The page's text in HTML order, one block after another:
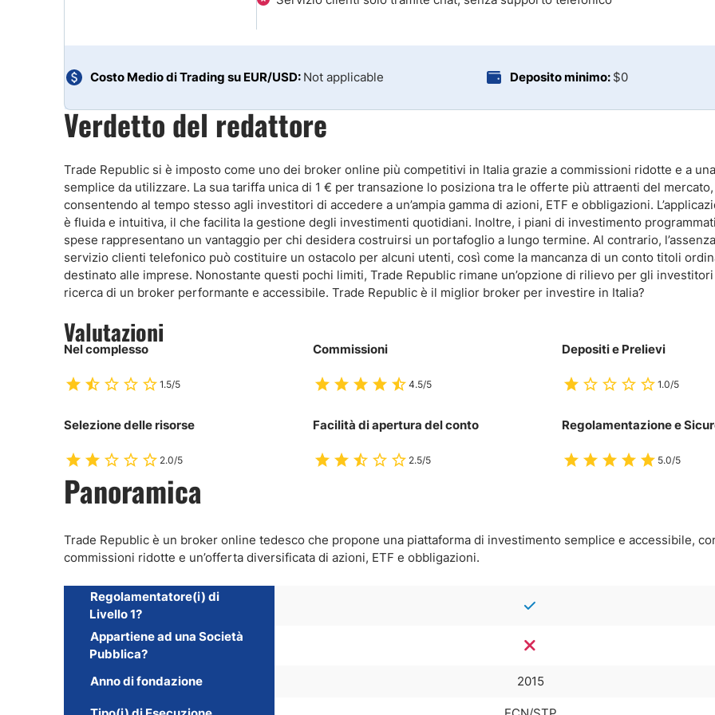
Costo Medio di Trading su EUR/USD: Not applicable Deposito minimo: $0
Verdetto del redattore
Trade Republic si è imposto come uno dei broker online più competitivi in Italia grazie a commissioni ridotte e a
semplice da utilizzare. La sua tariffa unica di 1 € per transazione lo posiziona tra le offerte più attraenti del mercato,
consentendo al tempo stesso agli investitori di accedere a un’ampia gamma di azioni, ETF e obbligazioni.
è fluida e intuitiva, il che facilita la gestione degli investimenti quotidiani. Inoltre, i piani di investimento
spese rappresentano un vantaggio per chi desidera costruirsi un portafoglio a lungo termine. Al contrario,
servizio clienti telefonico può costituire un ostacolo per alcuni utenti, così come la mancanza di un conto titoli
destinato alle imprese. Nonostante questi pochi limiti, Trade Republic rimane un’opzione di rilievo per gli
ricerca di un broker performante e accessibile. Trade Republic è il miglior broker per investire in Italia?
Valutazioni
Nel complesso
1.5/5
Commissioni
4.5/5
Depositi e Prelievi
1.0/5
Selezione delle risorse
2.0/5
Facilità di apertura del conto
2.5/5
Regolamentazione e
5.0/5
Panoramica
Trade Republic è un broker online tedesco che propone una piattaforma di investimento semplice e accessibile,
commissioni ridotte e un’offerta diversificata di azioni, ETF e obbligazioni.
Regolamentatore(i) di
Livello 1?
Appartiene ad una Società
Pubblica?
Anno di fondazione
2015